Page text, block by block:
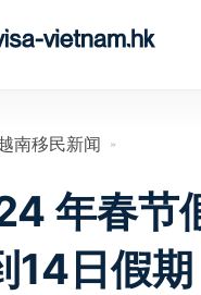
南移民新闻 »
年春节
14日假